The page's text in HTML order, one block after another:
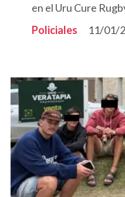
en el Uru Cure
Policiales
11/01/